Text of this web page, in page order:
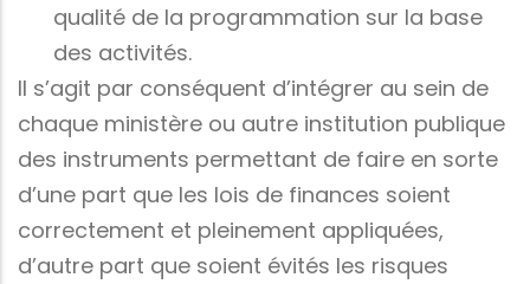
qualité de la programmation sur la base
des activités.
Il s’agit par conséquent d’intégrer au sein de
chaque ministère ou autre institution publique
des instruments permettant de faire en sorte
d’une part que les lois de finances soient
correctement et pleinement appliquées,
d’autre part que soient évités les risques